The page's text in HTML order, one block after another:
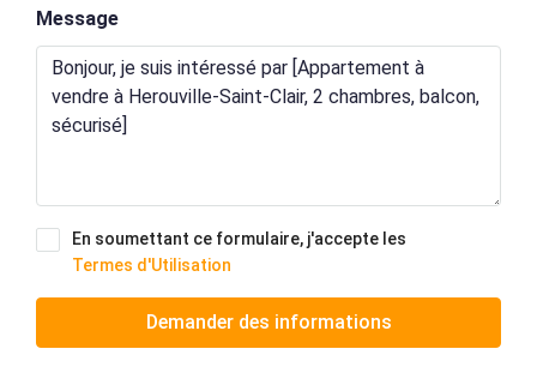
Message
En soumettant ce formulaire, j'accepte les
Termes d'Utilisation
Demander des informations